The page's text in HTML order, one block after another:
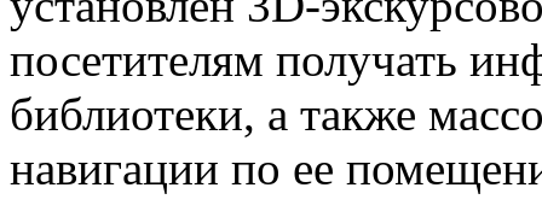
посетителям получать
библиотеки, а также
навигации по ее